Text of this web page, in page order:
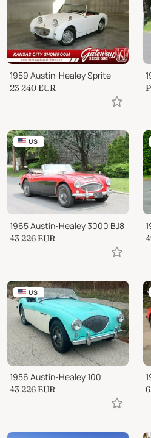
1959 Austin-Healey Sprite
23 240 EUR
US
1965 Austin-Healey 3000 BJ8
43 226 EUR
US
1956 Austin-Healey 100
43 226 EUR